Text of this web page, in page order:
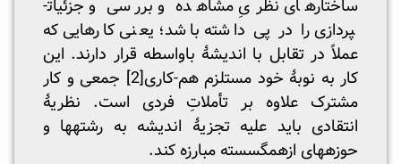
ساختارهای نظریِ مشاهده و بررسی و جزئیات­
پردازی را در پی داشته باشد؛ یعنی کارهایی که
عملاً در تقابل با اندیشۀ باواسطه قرار دارند. این
کار به نوبۀ خود مستلزم هم-کاری[2]
جمعی و کار
مشترک علاوه بر تأملاتِ فردی است. نظریۀ
انتقادی باید علیه تجزیۀ اندیشه به رشته­ها و
حوزه­های ازهم­گسسته مبارزه کند.